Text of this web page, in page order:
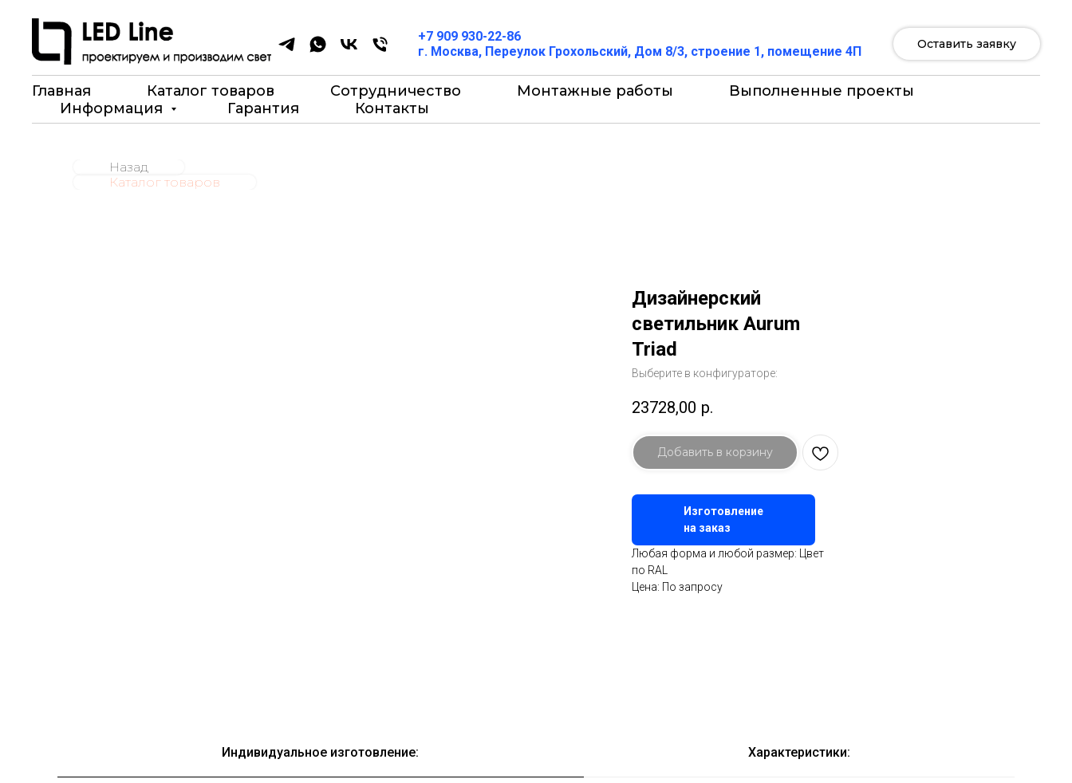
+7 909 930-22-86
г. Москва, Переулок Грохольский, Дом 8/3, строение 1, помещение 4П
Оставить заявку
Главная Каталог товаров Сотрудничество Монтажные работы
Выполненные проекты
Информация
Гарантия Контакты
Назад
Каталог товаров
Дизайнерский
светильник Aurum
Triad
Выберите в конфигураторе:
23728,00 р.
Добавить в корзину
Изготовление
на заказ
Любая форма и любой размер: Цвет
по RAL
Цена: По запросу
Индивидуальное изготовление: Характеристики: